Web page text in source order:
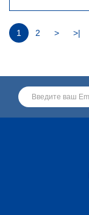
1 2 > >|